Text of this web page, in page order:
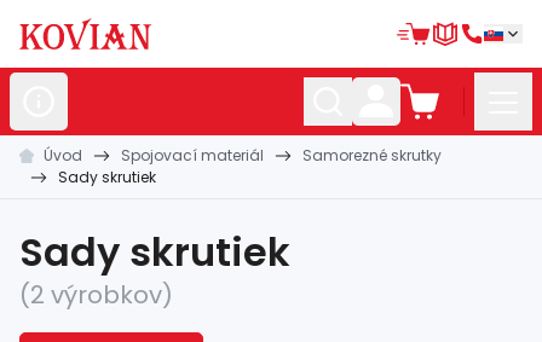
Nerezovépolotovary
Kovanépolotovary
Zábradlia amadlá
Úvod Spojovací materiál
Samorezné skrutky
Sady skrutiek
Sady skrutiek
(2 výrobkov)